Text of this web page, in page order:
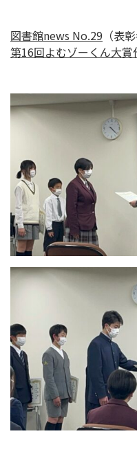
図書館news No.29 （表
第16回よむゾーくん大賞